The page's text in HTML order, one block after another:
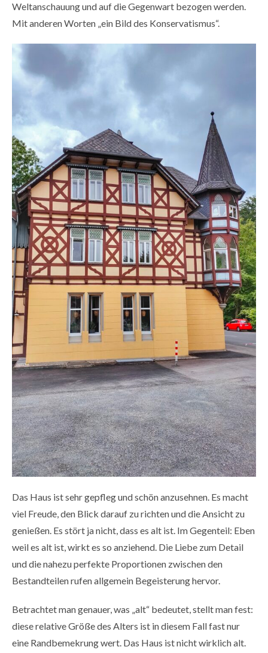
Weltanschauung und auf die Gegenwart bezogen werden.
Mit anderen Worten „ein Bild des Konservatismus“.
Das Haus ist sehr gepfleg und schön anzusehnen. Es macht
viel Freude, den Blick darauf zu richten und die Ansicht zu
genießen. Es stört ja nicht, dass es alt ist. Im Gegenteil: Eben
weil es alt ist, wirkt es so anziehend. Die Liebe zum Detail
und die nahezu perfekte Proportionen zwischen den
Bestandteilen rufen allgemein Begeisterung hervor.
Betrachtet man genauer, was „alt“ bedeutet, stellt man fest:
diese relative Größe des Alters ist in diesem Fall fast nur
eine Randbemekrung wert. Das Haus ist nicht wirklich alt.